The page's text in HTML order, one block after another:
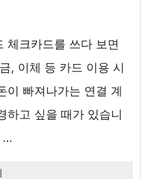
체크카드를 쓰다 보면
, 이체 등 카드 이용 시
이 빠져나가는 연결 계
하고 싶을 때가 있습니
…